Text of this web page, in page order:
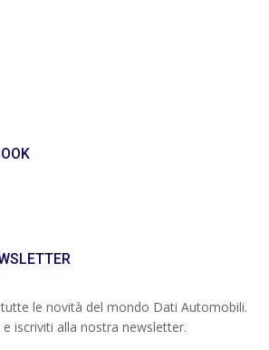
le novità del mondo Dati Automobili.
iscriviti alla nostra newsletter.